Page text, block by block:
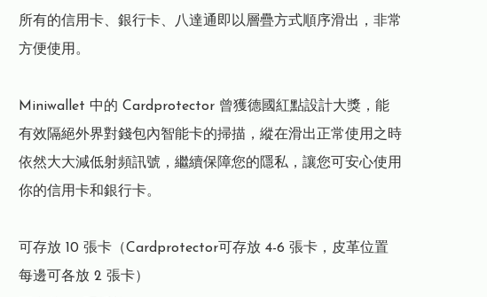
所有的信用卡、銀行卡、八達通即以層疊方式順序滑出，非常
方便使用。
Miniwallet 中的 Cardprotector 曾獲德國紅點設計大獎，能
有效隔絕外界對錢包內智能卡的掃描，縱在滑出正常使用之時
依然大大減低射頻訊號，繼續保障您的隱私，讓您可安心使用
你的信用卡和銀行卡。
可存放 10 張卡（Cardprotector可存放 4-6 張卡，皮革位置
每邊可各放 2 張卡）